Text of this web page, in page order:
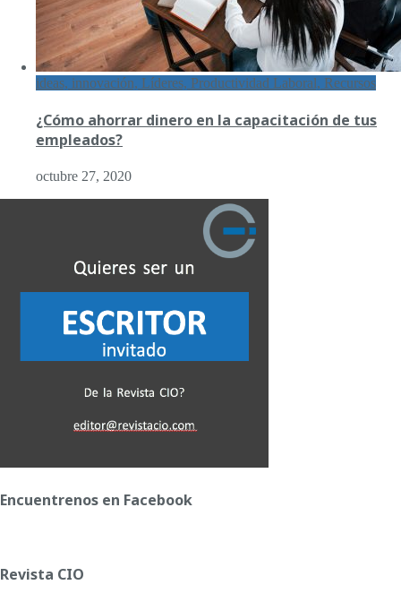
ideas, innovación, Líderes, Productividad Laboral, Recursos
¿Cómo ahorrar dinero en la capacitación de tus
empleados?
octubre 27, 2020
Encuentrenos en Facebook
Revista CIO